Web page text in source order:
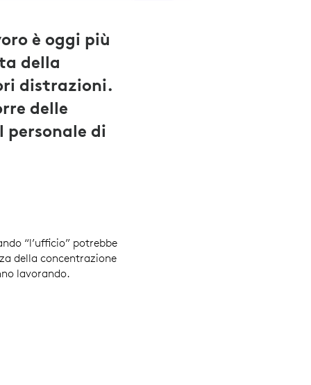
è oggi più
della
distrazioni.
delle
di
“l’ufficio” potrebbe
della concentrazione
lavorando.